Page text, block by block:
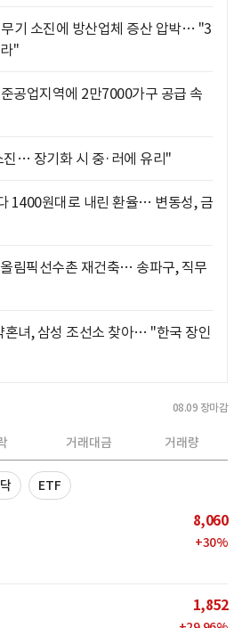
기 소진에 방산업체 증산 압박… "3
"
공업지역에 2만7000가구 공급 속
진… 장기화 시 중·러에 유리"
1400원대로 내린 환율… 변동성, 금
림픽선수촌 재건축… 송파구, 직무
혼녀, 삼성 조선소 찾아… "한국 장인
08.09 장마감
거래대금 거래량
ETF
8,060
+30%
1,852